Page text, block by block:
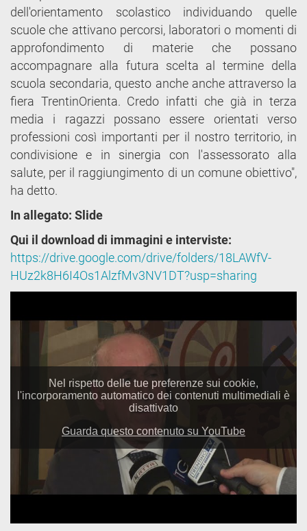
dell'orientamento scolastico individuando quelle
scuole che attivano percorsi, laboratori o momenti di
approfondimento di materie che possano
accompagnare alla futura scelta al termine della
scuola secondaria, questo anche anche attraverso la
fiera TrentinOrienta. Credo infatti che già in terza
media i ragazzi possano essere orientati verso
professioni così importanti per il nostro territorio, in
condivisione e in sinergia con l'assessorato alla
salute, per il raggiungimento di un comune obiettivo",
ha detto.
In allegato: Slide
Qui il download di immagini e interviste:
https://drive.google.com/drive/folders/18LAWfV-
HUz2k8H6I4Os1AlzfMv3NV1DT?usp=sharing